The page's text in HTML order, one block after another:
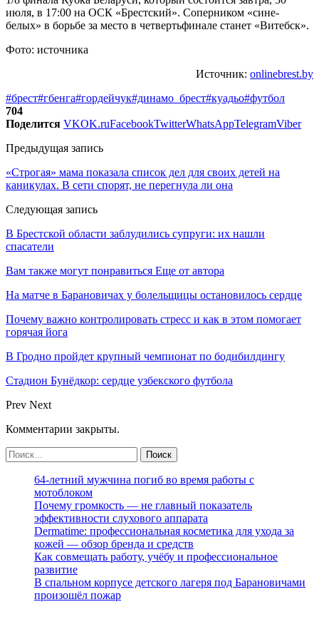
июля, в 17:00 на ОСК «Брестский». Соперником «сине-
белых» в борьбе за место в четвертьфинале станет «Витебск».
Фото: источника
Источник: onlinebrest.by
#брест#гбенга#гордейчук#динамо_брест#куадьо#футбол
704
Поделится VKOK.ruFacebookTwitterWhatsAppTelegramViber
Предыдущая запись
«Строгая» мама показала список дел для своих детей на
каникулах. В сети спорят, не перегнула ли она
Следующая запись
В Брестской области заблудились супруги: их нашли
спасатели
Вам также могут понравиться Еще от автора
На матче в Барановичах у болельщицы остановилось сердце
Почему важно контролировать стресс и как в этом помогает
горячая йога
В Гродно пройдет крупный чемпионат по бодибилдингу
Стадион Бунёдкор: сердце узбекского футбола
Prev Next
Комментарии закрыты.
64-летний мужчина погиб во время работы с
мотоблоком
Почему громкость — не главный показатель
эффективности слухового аппарата
Dermatime: профессиональная косметика для ухода за
кожей — обзор бренда и средств
Как совмещать работу, учёбу и профессиональное
развитие
В спальном корпусе детского лагеря под Барановичами
произошёл пожар